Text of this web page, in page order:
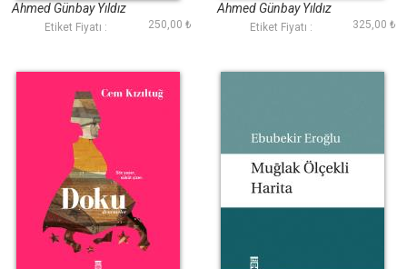
Ahmed Günbay Yıldız
Etiket Fiyatı : 250,00 ₺
Ahmed Günbay Yıldız
Etiket Fiyatı : 325,00 ₺